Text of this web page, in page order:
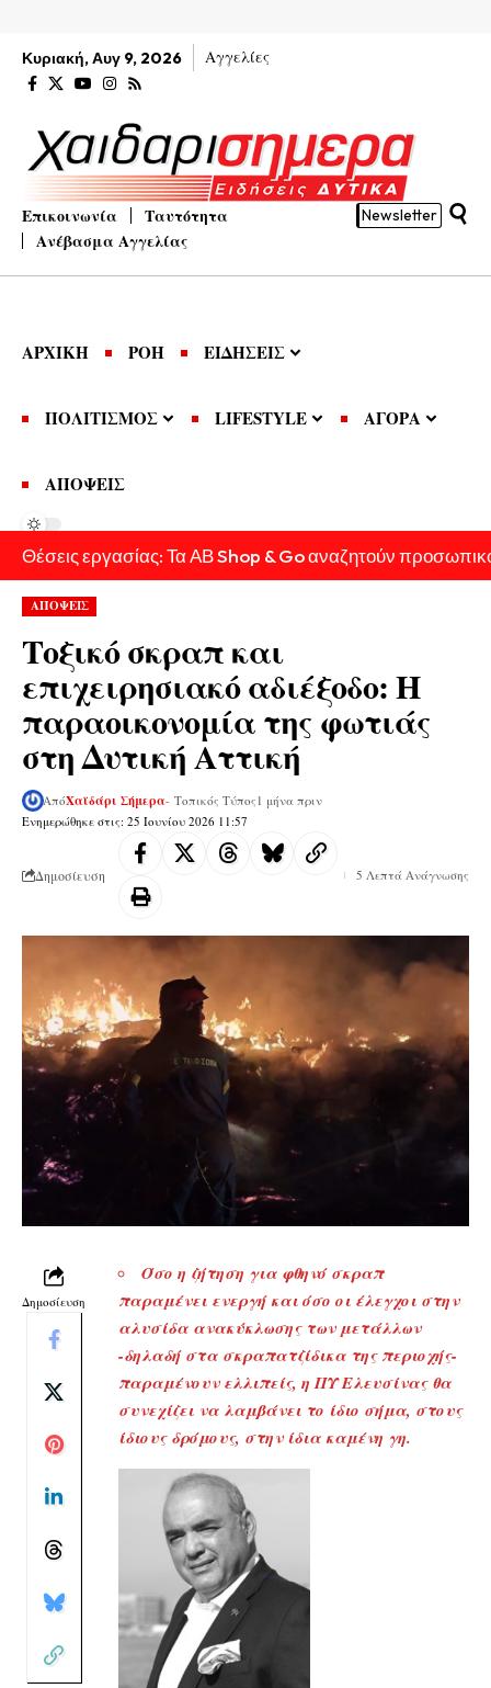
Κυριακή, Αυγ 9, 2026 Αγγελίες
Επικοινωνία
Ταυτότητα
Ανέβασμα Αγγελίας
Newsletter
ΑΡΧΙΚΗ ΡΟΗ ΕΙΔΗΣΕΙΣ
ΠΟΛΙΤΙΣΜΟΣ LIFESTYLE ΑΓΟΡΑ
ΑΠΟΨΕΙΣ
Θέσεις εργασίας: Τα ΑΒ Shop & Go αναζητούν
ΑΠΟΨΕΙΣ
Τοξικό σκραπ και
επιχειρησιακό αδιέξοδο: Η
παραοικονομία της φωτιάς
στη Δυτική Αττική
Ενημερώθηκε στις: 25 Ιουνίου 2026 11:57
ΑπόΧαϊδάρι Σήμερα- Τοπικός Τύπος 1 μήνα πριν
Δημοσίευση 5 Λεπτά Ανάγνωσης
Δημοσίευση
Όσο η ζήτηση για φθηνό σκραπ
παραμένει ενεργή και όσο οι έλεγχοι στην
αλυσίδα ανακύκλωσης των μετάλλων
-δηλαδή στα σκραπατζίδικα της περιοχής-
παραμένουν ελλιπείς, η ΠΥ Ελευσίνας θα
συνεχίζει να λαμβάνει το ίδιο σήμα, στους
ίδιους δρόμους, στην ίδια καμένη γη.